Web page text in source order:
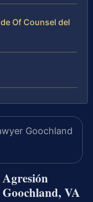
Of Counsel del
VA